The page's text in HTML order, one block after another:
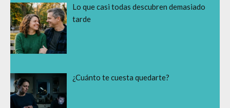
Lo que casi todas descubren demasiado
tarde
¿Cuánto te cuesta quedarte?